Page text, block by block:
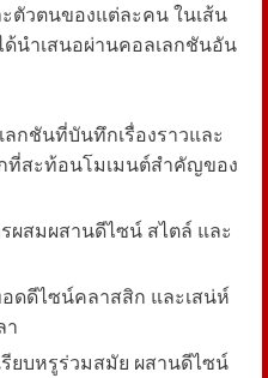
วตนของแต่ละคน ในเส้น
ด้นำเสนอผ่านคอลเลกชันอัน
กชันที่บันทึกเรื่องราวและ
ที่สะท้อนโมเมนต์สำคัญของ
ผสมผสานดีไซน์ สไตล์ และ
ดดีไซน์คลาสสิก และเสน่ห์
า
รียบหรูร่วมสมัย ผสานดีไซน์